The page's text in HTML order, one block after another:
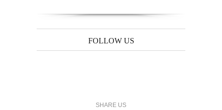
FOLLOW US
SHARE US